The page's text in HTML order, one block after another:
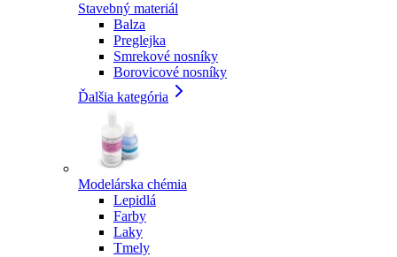
Stavebný materiál
Balza
Preglejka
Smrekové nosníky
Borovicové nosníky
Ďalšia kategória
Modelárska chémia
Lepidlá
Farby
Laky
Tmely